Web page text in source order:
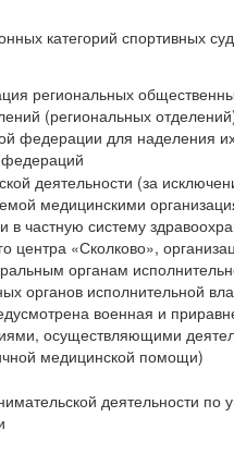
категорий спортивных
региональных
(региональных
федерации для наделения
федераций
деятельности (за
медицинскими
частную систему
центра «Сколково»,
органам
органов исполнительной
военная и
осуществляющими
медицинской помощи)
деятельности по